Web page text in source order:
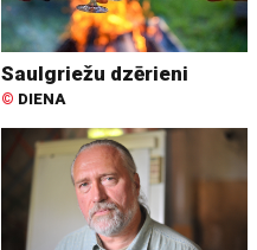
Saulgriežu dzērieni
© DIENA